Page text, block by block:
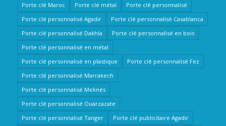
Porte clé Maroc
Porte clé métal
Porte clé personnalisé
Porte clé personnalisé Agadir
Porte clé personnalisé Casablanca
Porte clé personnalisé Dakhla
Porte clé personnalisé en bois
Porte clé personnalisé en métal
Porte clé personnalisé en plastique
Porte clé personnalisé Fez
Porte clé personnalisé Marrakech
Porte clé personnalisé Meknès
Porte clé personnalisé Ouarzazate
Porte clé personnalisé Tanger
Porte clé publicitaire Agadir